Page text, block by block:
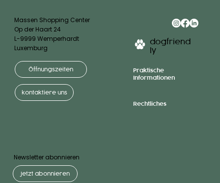
Newsletter abonnieren
Jetzt abonnieren
dogfriend
ly
Praktische
Informationen
Rechtliches
Massen Shopping Center
Op der Haart 24
L-9999 Wemperhardt
Luxemburg
Öffnungszeiten
kontaktiere uns